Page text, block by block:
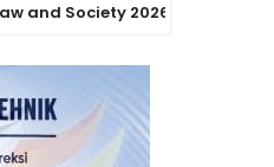
2026 Resmi Digelar di